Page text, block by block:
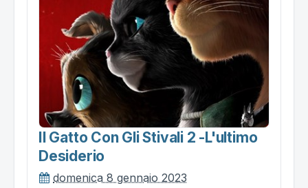
Il Gatto Con Gli Stivali 2 -l'ultimo
Desiderio
domenica 8 gennaio 2023